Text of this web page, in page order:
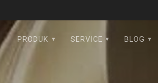
PRODUK SERVICE BLOG